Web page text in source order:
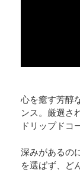
心を癒す芳醇
ンス。厳選さ
ドリップドコ
深みがあるの
を選ばず、ど